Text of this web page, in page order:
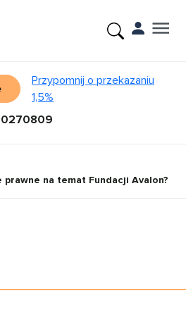
Przypomnij o przekazaniu
1,5%
na temat Fundacji Avalon?